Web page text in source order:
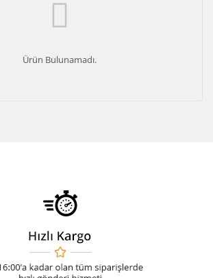
Ürün Bulunamadı.